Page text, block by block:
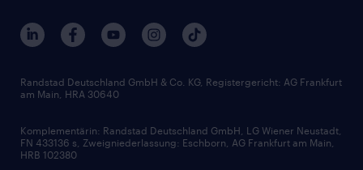
Branchen
Interne Karriere
FAQ - Bewerber / Kunden
Zertifikate und Auszeichnungen
Berufsprofile
Gehaltsthemen
Bewerbungsratgeber
Soft Skills
Skills
Randstad Deutschland GmbH & Co. KG, Registergericht: AG Frankfurt
am Main, HRA 30640
Komplementärin: Randstad Deutschland GmbH, LG Wiener Neustadt,
FN 433136 s, Zweigniederlassung: Eschborn, AG Frankfurt am Main,
HRB 102380